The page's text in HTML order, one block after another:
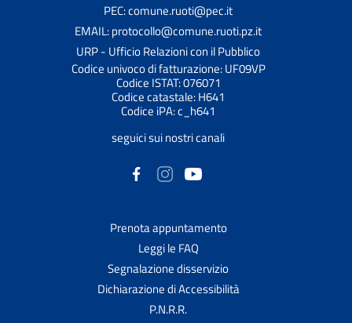
PEC: comune.ruoti@pec.it
EMAIL: protocollo@comune.ruoti.pz.it
URP - Ufficio Relazioni con il Pubblico
Codice univoco di fatturazione: UF09VP
Codice ISTAT: 076071
Codice catastale: H641
Codice iPA: c_h641
seguici sui nostri canali
Prenota appuntamento
Leggi le FAQ
Segnalazione disservizio
Dichiarazione di Accessibilità
P.N.R.R.